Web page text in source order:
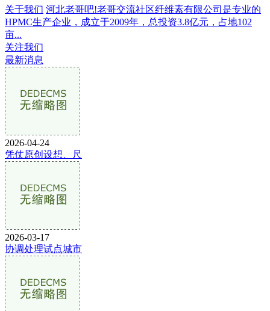
关于我们 河北老哥吧!老哥交流社区纤维素有限公司是专业的
HPMC生产企业，成立于2009年，总投资3.8亿元，占地102
亩...
关注我们
最新消息
2026-04-24
凭仗原创设想、尺
2026-03-17
协调处理试点城市